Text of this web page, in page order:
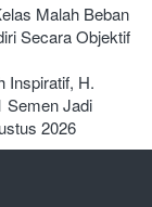
Malah Beban
Secara Objektif
Inspiratif, H.
Semen Jadi
2026